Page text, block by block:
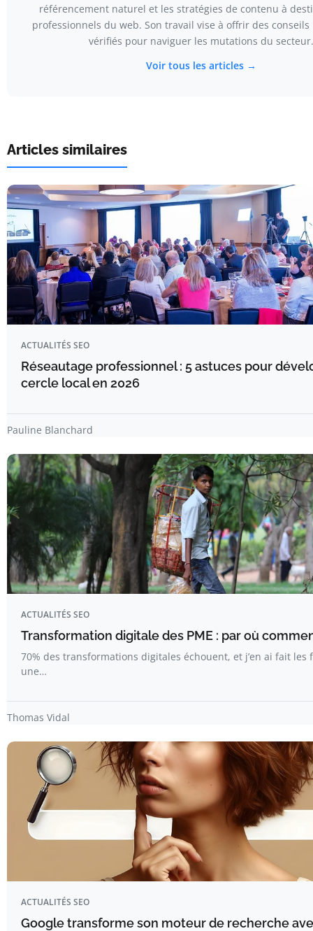
référencement naturel et les stratégies de contenu à
professionnels du web. Son travail vise à offrir des
vérifiés pour naviguer les mutations du secteur.
Voir tous les articles →
Articles similaires
ACTUALITÉS SEO
Réseautage professionnel : 5 astuces pour
cercle local en 2026
Pauline Blanchard
ACTUALITÉS SEO
Transformation digitale des PME : par où
70% des transformations digitales échouent, et j’en ai fait les
une…
Thomas Vidal
ACTUALITÉS SEO
Google transforme son moteur de recherche